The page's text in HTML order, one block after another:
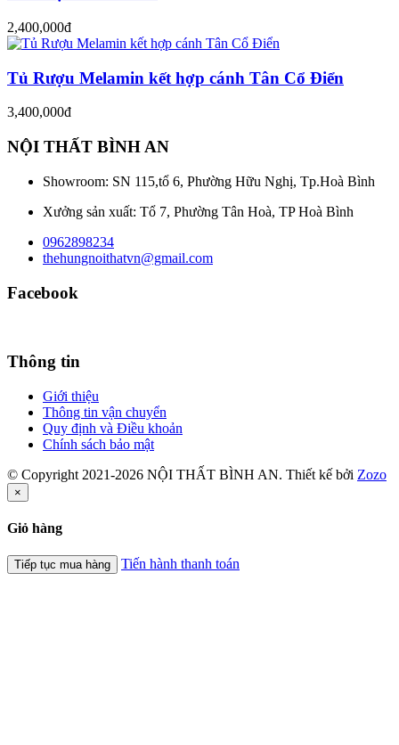
2,400,000đ
Tủ Rượu Melamin kết hợp cánh Tân Cổ Điển
3,400,000đ
NỘI THẤT BÌNH AN
Showroom: SN 115,tổ 6, Phường Hữu Nghị, Tp.Hoà Bình
Xưởng sản xuất: Tổ 7, Phường Tân Hoà, TP Hoà Bình
0962898234
thehungnoithatvn@gmail.com
Facebook
Thông tin
Giới thiệu
Thông tin vận chuyển
Quy định và Điều khoản
Chính sách bảo mật
© Copyright 2021-2026 NỘI THẤT BÌNH AN. Thiết kế bởi Zozo
×
Giỏ hàng
Tiếp tục mua hàng Tiến hành thanh toán